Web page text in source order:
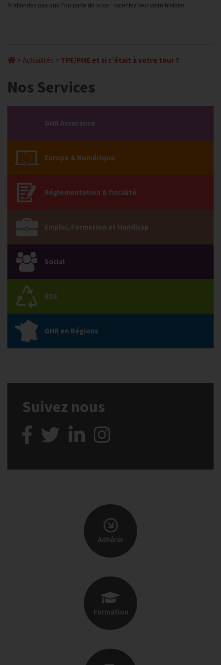
N’attendez pas que l’on parle de vous : racontez leur votre histoire.
> Actualités > TPE/PME et si c’était à votre tour ?
Nos Services
GHR Assurance
Europe & Numérique
Réglementation & fiscalité
Emploi, Formation et Handicap
Social
RSE
GHR en Régions
Suivez nous
Adhérer
Formation